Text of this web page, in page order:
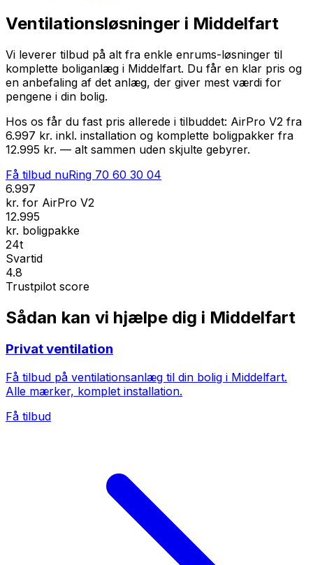
Ventilationsløsninger i Middelfart
Vi leverer tilbud på alt fra enkle enrums-løsninger til
komplette boliganlæg i Middelfart. Du får en klar pris og
en anbefaling af det anlæg, der giver mest værdi for
pengene i din bolig.
Hos os får du fast pris allerede i tilbuddet: AirPro V2 fra
6.997 kr. inkl. installation og komplette boligpakker fra
12.995 kr. — alt sammen uden skjulte gebyrer.
Få tilbud nuRing 70 60 30 04
6.997
kr. for AirPro V2
12.995
kr. boligpakke
24t
Svartid
4.8
Trustpilot score
Sådan kan vi hjælpe dig i Middelfart
Privat ventilation
Få tilbud på ventilationsanlæg til din bolig i Middelfart.
Alle mærker, komplet installation.
Få tilbud